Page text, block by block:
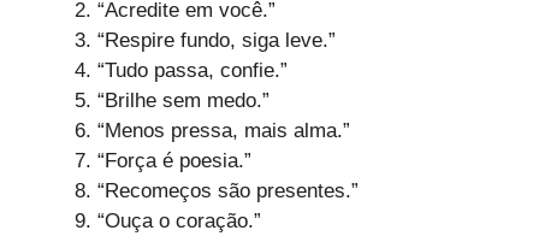
“Acredite em você.”
“Respire fundo, siga leve.”
“Tudo passa, confie.”
“Brilhe sem medo.”
“Menos pressa, mais alma.”
“Força é poesia.”
“Recomeços são presentes.”
“Ouça o coração.”